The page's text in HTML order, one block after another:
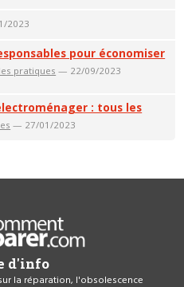
2023
pour économiser
pratiques — 22/09/2023
: tous les
— 27/01/2023
d'info
la réparation, l'obsolescence